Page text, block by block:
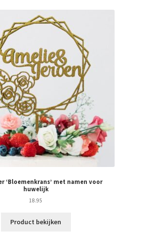
‘Bloemenkrans’ met namen voor
huwelijk
18.95
Product bekijken